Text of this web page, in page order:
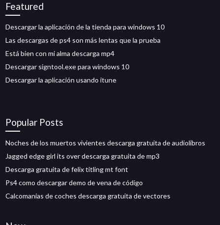
Featured
Descargar la aplicación de la tienda para windows 10
Las descargas de ps4 son más lentas que la prueba
Está bien con mi alma descarga mp4
Descargar signtool.exe para windows 10
Descargar la aplicación usando itune
Popular Posts
Noches de los muertos vivientes descarga gratuita de audiolibros
Jagged edge girl its over descarga gratuita de mp3
Descarga gratuita de felix titling mt font
Ps4 como descargar demo de vena de código
Calcomanías de coches descarga gratuita de vectores